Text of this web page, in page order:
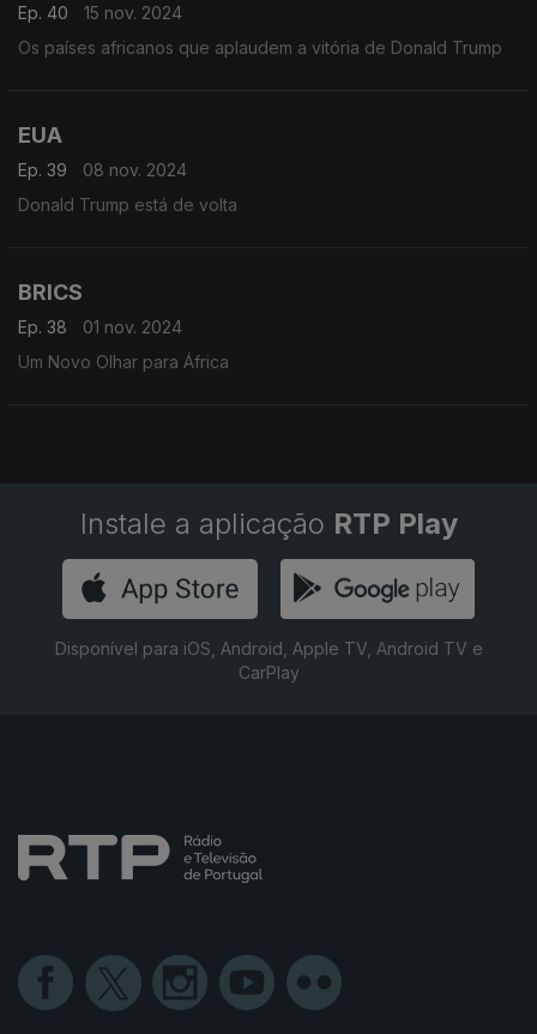
Ep. 40
15 nov. 2024
Os países africanos que aplaudem a vitória de Donald Trump
EUA
Ep. 39
08 nov. 2024
Donald Trump está de volta
BRICS
Ep. 38
01 nov. 2024
Um Novo Olhar para África
Instale a aplicação RTP Play
Disponível para iOS, Android, Apple TV, Android TV e
CarPlay